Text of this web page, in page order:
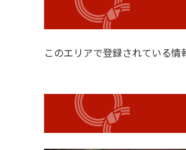
このエリアで登録されている情